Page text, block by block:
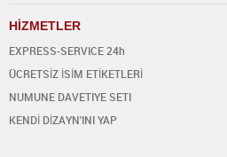
HİZMETLER
EXPRESS-SERVICE 24h
ÜCRETSİZ İSİM ETİKETLERİ
NUMUNE DAVETIYE SETI
KENDİ DİZAYN'INI YAP